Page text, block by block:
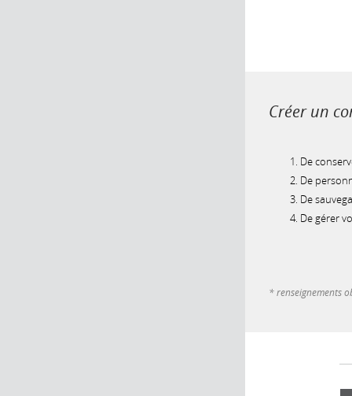
Créer un
De
De
De
De gérer
* renseignements